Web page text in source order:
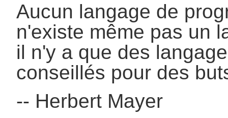
Aucun langage de
n'existe même pas un
il n'y a que des
conseillés pour des
-- Herbert Mayer